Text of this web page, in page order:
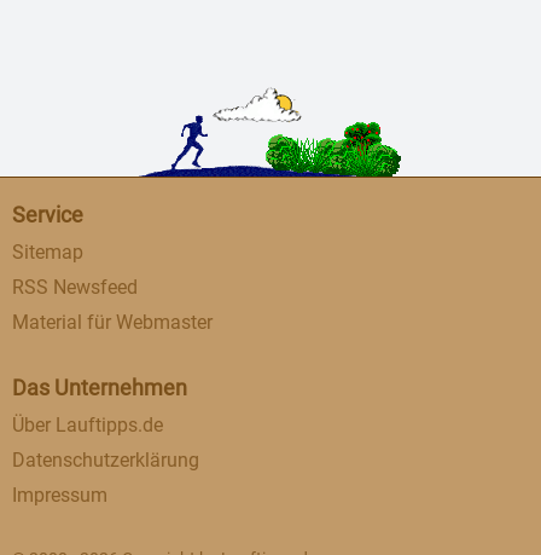
Service
Sitemap
RSS Newsfeed
Material für Webmaster
Das Unternehmen
Über Lauftipps.de
Datenschutzerklärung
Impressum